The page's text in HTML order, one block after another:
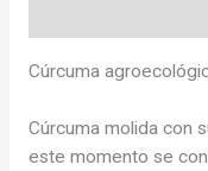
Cúrcuma
Cúrcuma molida con
este momento se